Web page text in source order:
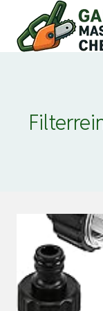
Inhalt
springen